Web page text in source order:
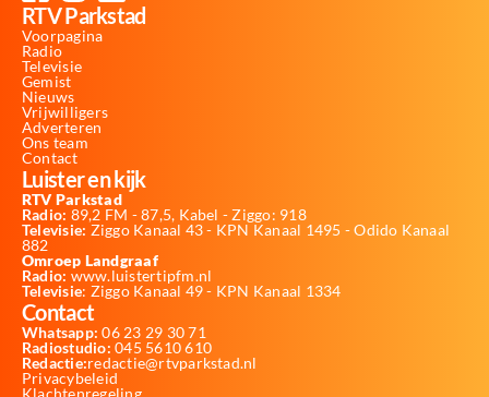
RTV Parkstad
Voorpagina
Radio
Televisie
Gemist
Nieuws
Vrijwilligers
Adverteren
Ons team
Contact
Luister en kijk
RTV Parkstad
Radio: 89,2 FM - 87,5, Kabel - Ziggo: 918
Televisie: Ziggo Kanaal 43 - KPN Kanaal 1495 - Odido Kanaal
882
Omroep Landgraaf
Radio: www.luistertipfm.nl
Televisie: Ziggo Kanaal 49 - KPN Kanaal 1334
Contact
Whatsapp: 06 23 29 30 71
Radiostudio: 045 5610 610
Redactie:redactie@rtvparkstad.nl
Privacybeleid
Klachtenregeling